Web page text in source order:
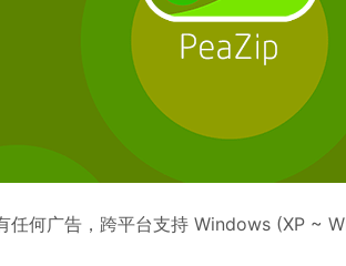
任何广告，跨平台支持 Windows (XP ~